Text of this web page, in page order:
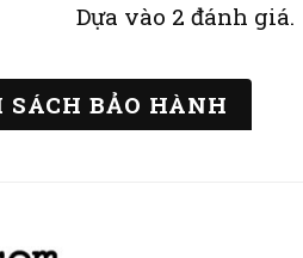
Dựa vào 2 đánh giá.
SÁCH BẢO HÀNH